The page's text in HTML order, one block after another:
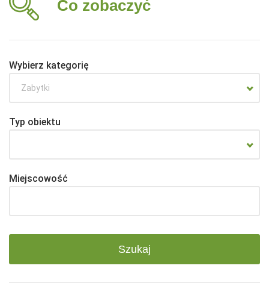
Co zobaczyć
Wybierz kategorię
Zabytki
Typ obiektu
Miejscowość